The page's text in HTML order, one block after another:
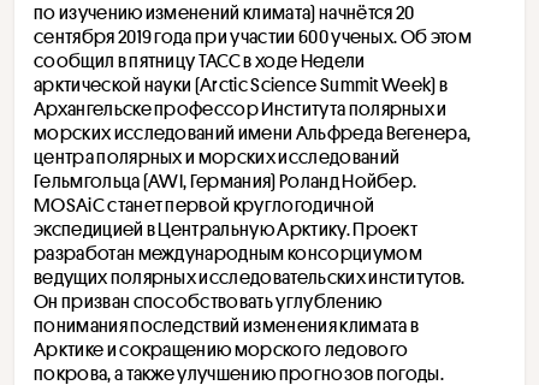
по изучению изменений климата) начнётся 20
сентября 2019 года при участии 600 ученых. Об этом
сообщил в пятницу ТАСС в ходе Недели
арктической науки (Arctic Science Summit Week) в
Архангельске профессор Института полярных и
морских исследований имени Альфреда Вегенера,
центра полярных и морских исследований
Гельмгольца (AWI, Германия) Роланд Нойбер.
MOSAiC станет первой круглогодичной
экспедицией в Центральную Арктику. Проект
разработан международным консорциумом
ведущих полярных исследовательских институтов.
Он призван способствовать углублению
понимания последствий изменения климата в
Арктике и сокращению морского ледового
покрова, а также улучшению прогнозов погоды.